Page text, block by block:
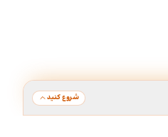
شروع کنید